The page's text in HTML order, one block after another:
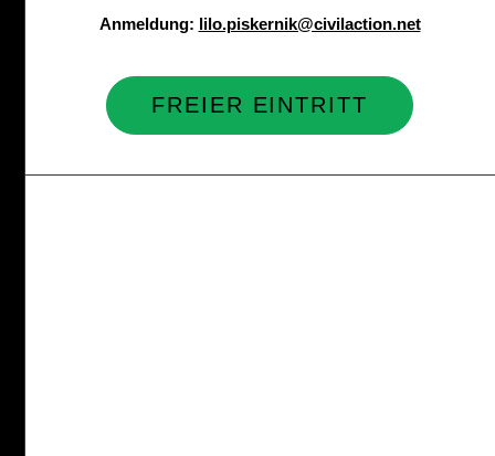
Anmeldung: lilo.piskernik@civilaction.net
FREIER EINTRITT